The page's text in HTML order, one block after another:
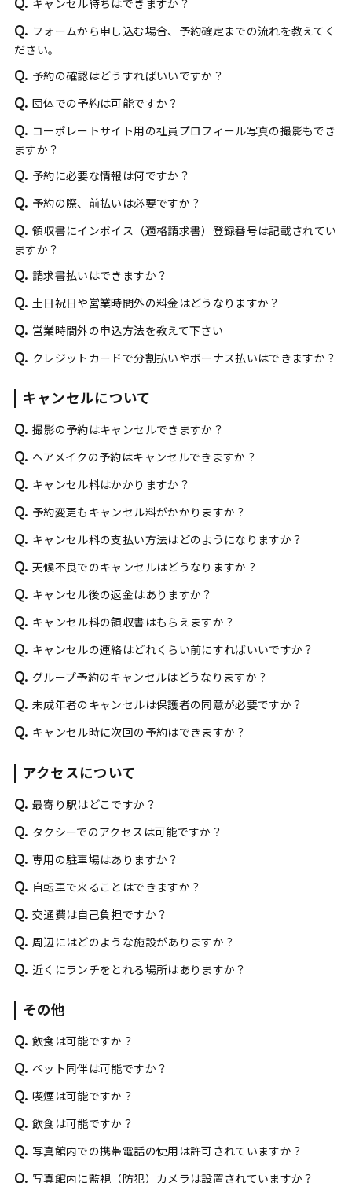
キャンセル待ちはできますか？
Q. フォームから申し込む場合、予約確定までの流れを教えてく
ださい。
Q. 予約の確認はどうすればいいですか？
Q. 団体での予約は可能ですか？
Q. コーポレートサイト用の社員プロフィール写真の撮影もでき
ますか？
Q. 予約に必要な情報は何ですか？
Q. 予約の際、前払いは必要ですか？
Q. 領収書にインボイス（適格請求書）登録番号は記載されてい
ますか？
Q. 請求書払いはできますか？
Q. 土日祝日や営業時間外の料金はどうなりますか？
Q. 営業時間外の申込方法を教えて下さい
Q. クレジットカードで分割払いやボーナス払いはできますか？
キャンセルについて
Q. 撮影の予約はキャンセルできますか？
Q. ヘアメイクの予約はキャンセルできますか？
Q. キャンセル料はかかりますか？
Q. 予約変更もキャンセル料がかかりますか？
Q. キャンセル料の支払い方法はどのようになりますか？
Q. 天候不良でのキャンセルはどうなりますか？
Q. キャンセル後の返金はありますか？
Q. キャンセル料の領収書はもらえますか？
Q. キャンセルの連絡はどれくらい前にすればいいですか？
Q. グループ予約のキャンセルはどうなりますか？
Q. 未成年者のキャンセルは保護者の同意が必要ですか？
Q. キャンセル時に次回の予約はできますか？
アクセスについて
Q. 最寄り駅はどこですか？
Q. タクシーでのアクセスは可能ですか？
Q. 専用の駐車場はありますか？
Q. 自転車で来ることはできますか？
Q. 交通費は自己負担ですか？
Q. 周辺にはどのような施設がありますか？
Q. 近くにランチをとれる場所はありますか？
その他
Q. 飲食は可能ですか？
Q. ペット同伴は可能ですか？
Q. 喫煙は可能ですか？
Q. 飲食は可能ですか？
Q. 写真館内での携帯電話の使用は許可されていますか？
Q. 写真館内に監視（防犯）カメラは設置されていますか？